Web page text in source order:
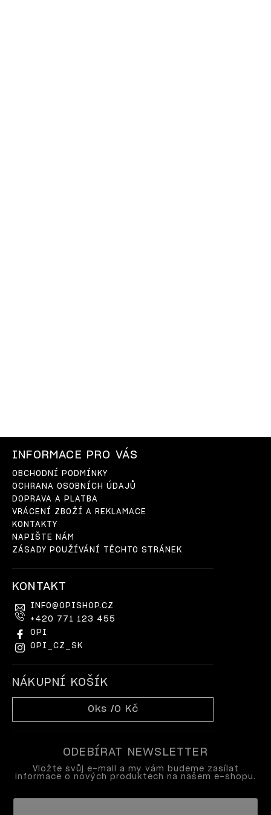
INFORMACE PRO VÁS
OBCHODNÍ PODMÍNKY
OCHRANA OSOBNÍCH ÚDAJŮ
DOPRAVA A PLATBA
VRÁCENÍ ZBOŽÍ A REKLAMACE
KONTAKTY
NAPIŠTE NÁM
ZÁSADY POUŽÍVÁNÍ TĚCHTO STRÁNEK
KONTAKT
INFO@OPISHOP.CZ
+420 771 123 455
OPI
OPI_CZ_SK
NÁKUPNÍ KOŠÍK
0 ks /0 Kč
ODEBÍRAT NEWSLETTER
Vložte svůj e-mail a my vám budeme zasílat
informace o nových produktech na našem e-shopu.